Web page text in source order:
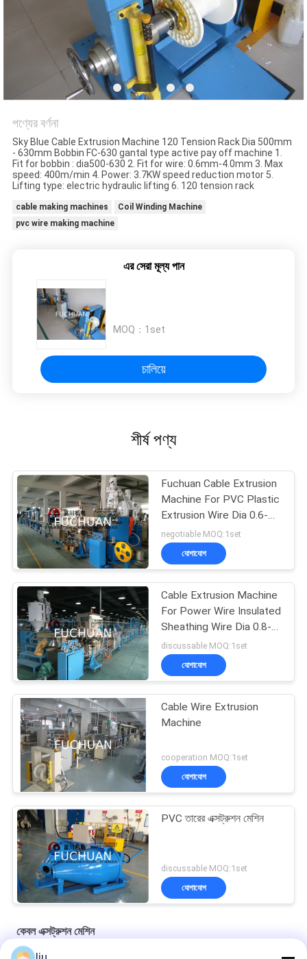
PRIVACY
POLICY
পণ্যের বর্ণনা
Sky Blue Cable Extrusion Machine 120 Tension Rack Dia 500mm
- 630mm Bobbin FC-630 gantal type active pay off machine 1.
Fit for bobbin : dia500-630 2. Fit for wire: 0.6mm-4.0mm 3. Max
speed: 400m/min 4. Power: 3.7KW speed reduction motor 5.
Lifting type: electric hydraulic lifting 6. 120 tension rack
cable making machines
Coil Winding Machine
pvc wire making machine
এর সেরা মূল্য পান
MOQ： 1set
চালিয়ে
শীর্ষ পণ্য
Fuchuan Cable Extrusion
Machine For PVC Plastic
Extrusion Wire Dia 0.6-
4mm
negotiable MOQ:1set
যোগাযোগ
Cable Extrusion Machine
For Power Wire Insulated
Sheathing Wire Dia 0.8-
8mm
discussable MOQ:1set
যোগাযোগ
Cable Wire Extrusion
Machine
cooperation MOQ:1set
যোগাযোগ
PVC তারের এক্সট্রুশন মেশিন
discussable MOQ:1set
যোগাযোগ
কেবল এক্সট্রুশন মেশিন